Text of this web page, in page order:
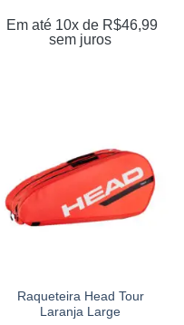
Em até 10x de R$46,99
sem juros
Raqueteira Head Tour
Laranja Large